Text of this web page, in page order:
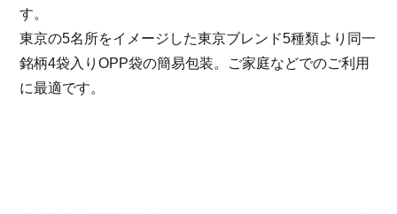
す。
東京の5名所をイメージした東京ブレンド5種類より同一
銘柄4袋入りOPP袋の簡易包装。ご家庭などでのご利用
に最適です。